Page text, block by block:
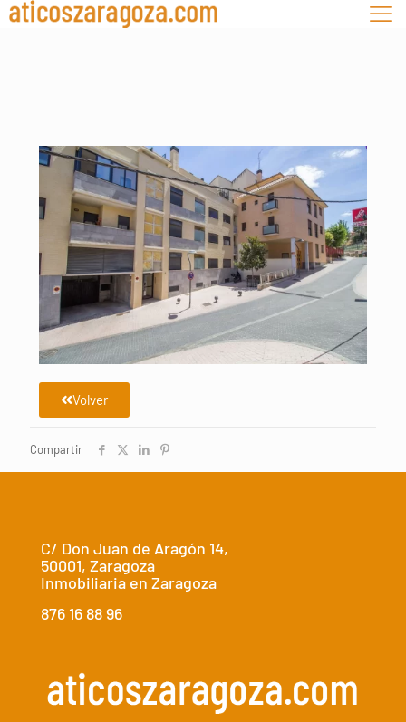
Volver
Compartir
C/ Don Juan de Aragón 14,
50001, Zaragoza
Inmobiliaria en Zaragoza
876 16 88 96